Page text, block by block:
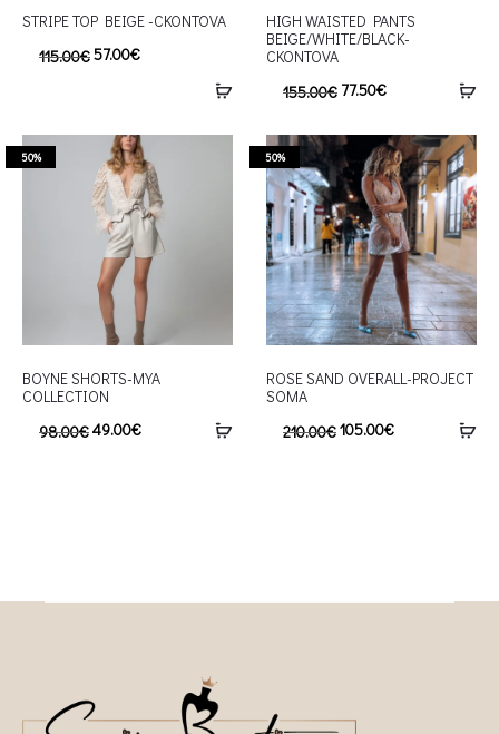
STRIPE TOP BEIGE -CKONTOVA
115.00€57.00€
HIGH WAISTED PANTS
BEIGE/WHITE/BLACK-
CKONTOVA
155.00€ 77.50€
50%
BOYNE SHORTS-MYA
COLLECTION
98.00€49.00€
50%
ROSE SAND OVERALL-PROJECT
SOMA
210.00€105.00€